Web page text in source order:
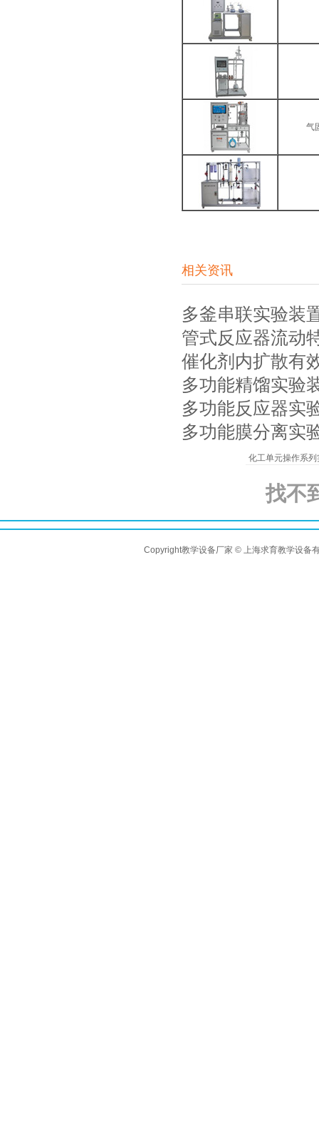
气
相关资讯
多釜串联实验装
管式反应器流动
催化剂内扩散有
多功能精馏实验
多功能反应器实
多功能膜分离实
化工单元操作系列
找不
Copyright教学设备厂家 © 上海求育教学设备